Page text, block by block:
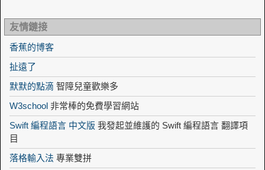
友情鏈接
香蕉的博客
扯遠了
默默的點滴 智障兒童歡樂多
W3school 非常棒的免費學習網站
Swift 編程語言 中文版 我發起並維護的 Swift 編程語言 翻譯項
目
落格輸入法 專業雙拼